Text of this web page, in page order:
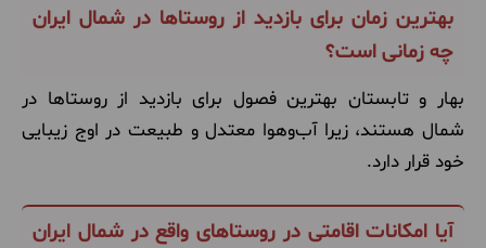
بهترین زمان برای بازدید از روستاها در شمال ایران
چه زمانی است؟
بهار و تابستان بهترین فصول برای بازدید از روستاها در
شمال هستند، زیرا آب‌وهوا معتدل و طبیعت در اوج زیبایی
خود قرار دارد.
آیا امکانات اقامتی در روستاهای واقع در شمال ایران